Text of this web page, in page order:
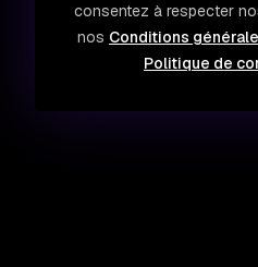
consentez à respecter
nos Conditions
Politique de